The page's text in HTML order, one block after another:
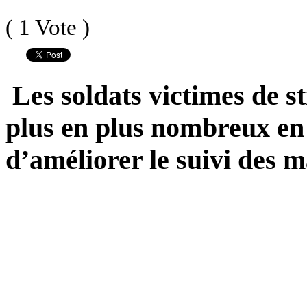
( 1 Vote )
Les soldats victimes de
plus en plus nombreux
d’améliorer le suivi des